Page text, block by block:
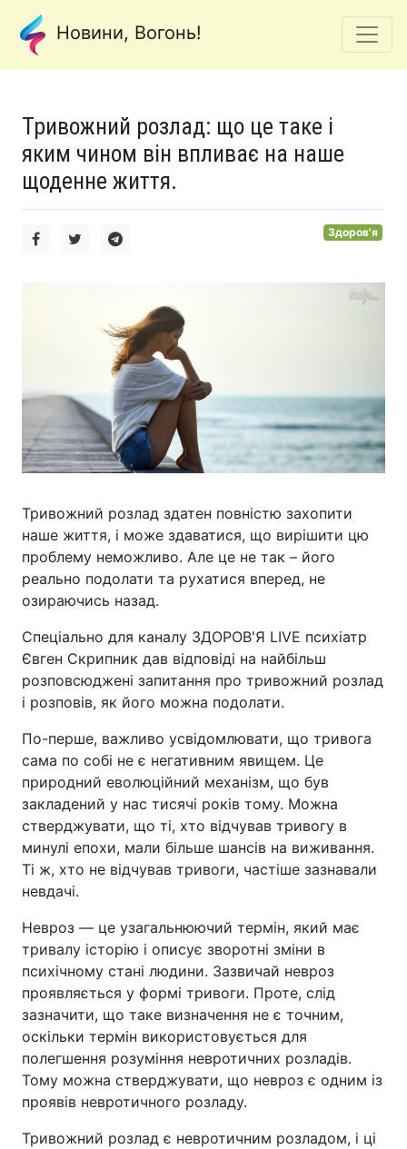
Новини, Вогонь!
Тривожний розлад: що це таке і
яким чином він впливає на наше
щоденне життя.
Здоров'я
Тривожний розлад здатен повністю захопити
наше життя, і може здаватися, що вирішити цю
проблему неможливо. Але це не так – його
реально подолати та рухатися вперед, не
озираючись назад.
Спеціально для каналу ЗДОРОВ'Я LIVE психіатр
Євген Скрипник дав відповіді на найбільш
розповсюджені запитання про тривожний розлад
і розповів, як його можна подолати.
По-перше, важливо усвідомлювати, що тривога
сама по собі не є негативним явищем. Це
природний еволюційний механізм, що був
закладений у нас тисячі років тому. Можна
стверджувати, що ті, хто відчував тривогу в
минулі епохи, мали більше шансів на виживання.
Ті ж, хто не відчував тривоги, частіше зазнавали
невдачі.
Невроз — це узагальнюючий термін, який має
тривалу історію і описує зворотні зміни в
психічному стані людини. Зазвичай невроз
проявляється у формі тривоги. Проте, слід
зазначити, що таке визначення не є точним,
оскільки термін використовується для
полегшення розуміння невротичних розладів.
Тому можна стверджувати, що невроз є одним із
проявів невротичного розладу.
Тривожний розлад є невротичним розладом, і ці